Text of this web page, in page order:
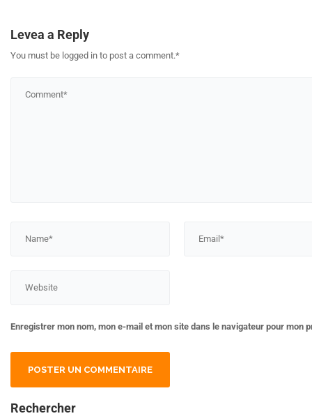
Levea a Reply
You must be logged in to post a comment.*
Enregistrer mon nom, mon e-mail et mon site dans le navigateur pour mon
Rechercher